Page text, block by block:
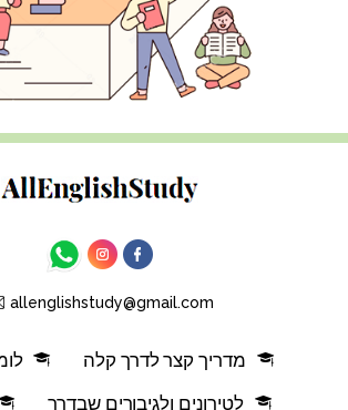
מדריך קצר לדרך קלה
לטירונים ולגיבורים שבדרך
allenglishstudy@gmail.com